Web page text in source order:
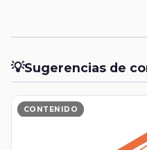
💡Sugerencias de
CONTENIDO